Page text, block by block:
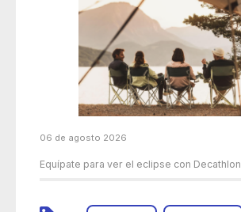
06 de agosto 2026
Equípate para ver el eclipse con Decathlon